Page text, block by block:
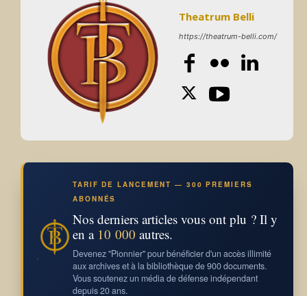
Theatrum Belli
https://theatrum-belli.com/
TARIF DE LANCEMENT — 300 PREMIERS
ABONNÉS
Nos derniers articles vous ont plu ? Il y
en a 10 000 autres.
Devenez "Pionnier" pour bénéficier d'un accès illimité
aux archives et à la bibliothèque de 900 documents.
Vous soutenez un média de défense indépendant
depuis 20 ans.